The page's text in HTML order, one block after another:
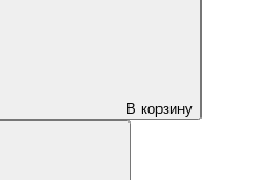
В корзину